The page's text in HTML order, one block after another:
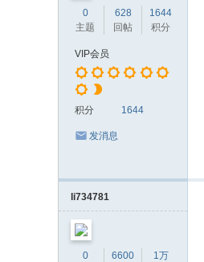
0
主题
628
回帖
1644
积分
VIP会员
积分 1644
发消息
li734781
0
6600
1万